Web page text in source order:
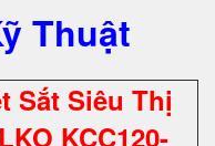
Thuật
Sắt Siêu Thị
KCC120-